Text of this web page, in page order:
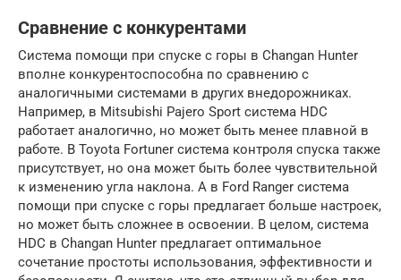
Сравнение с конкурентами
Система помощи при спуске с горы в Changan Hunter
вполне конкурентоспособна по сравнению с
аналогичными системами в других внедорожниках.
Например, в Mitsubishi Pajero Sport система HDC
работает аналогично, но может быть менее плавной в
работе. В Toyota Fortuner система контроля спуска также
присутствует, но она может быть более чувствительной
к изменению угла наклона. А в Ford Ranger система
помощи при спуске с горы предлагает больше настроек,
но может быть сложнее в освоении. В целом, система
HDC в Changan Hunter предлагает оптимальное
сочетание простоты использования, эффективности и